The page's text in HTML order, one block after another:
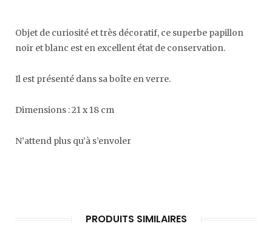
Objet de curiosité et très décoratif, ce superbe papillon
noir et blanc est en excellent état de conservation.
Il est présenté dans sa boîte en verre.
Dimensions : 21 x 18 cm
N’attend plus qu’à s’envoler
PRODUITS SIMILAIRES